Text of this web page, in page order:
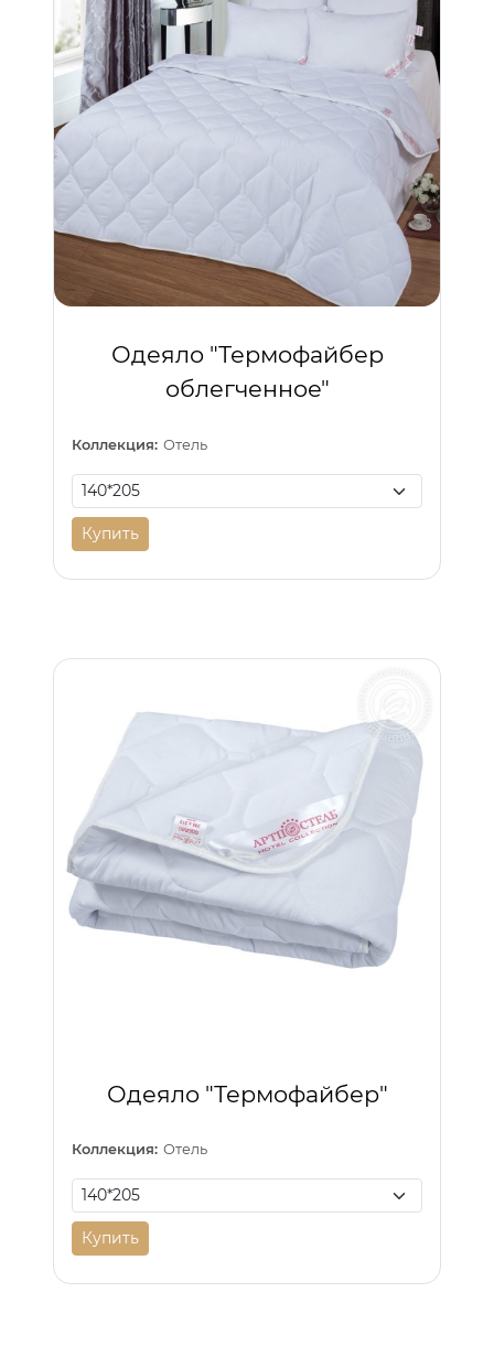
Одеяло "Термофайбер
облегченное"
Коллекция: Отель
Купить
Одеяло "Термофайбер"
Коллекция: Отель
Купить